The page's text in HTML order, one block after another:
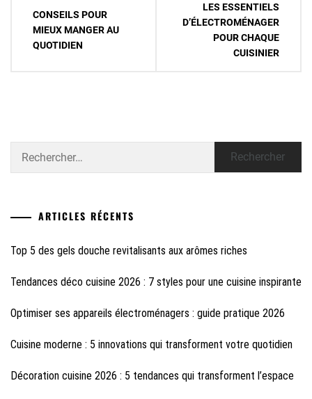
l’article
CONSEILS POUR
MIEUX MANGER AU
QUOTIDIEN
LES ESSENTIELS
D’ÉLECTROMÉNAGER
POUR CHAQUE
CUISINIER
ARTICLES RÉCENTS
Top 5 des gels douche revitalisants aux arômes riches
Tendances déco cuisine 2026 : 7 styles pour une cuisine inspirante
Optimiser ses appareils électroménagers : guide pratique 2026
Cuisine moderne : 5 innovations qui transforment votre quotidien
Décoration cuisine 2026 : 5 tendances qui transforment l’espace